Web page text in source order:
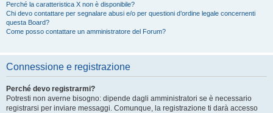
Perché la caratteristica X non è disponibile?
Chi devo contattare per segnalare abusi e/o per questioni d’ordine legale concernenti
questa Board?
Come posso contattare un amministratore del Forum?
Connessione e registrazione
Perché devo registrarmi?
Potresti non averne bisogno: dipende dagli amministratori se è necessario
registrarsi per inviare messaggi. Comunque, la registrazione ti darà accesso